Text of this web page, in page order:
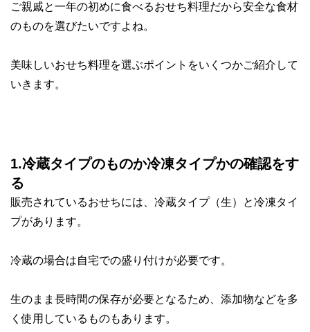
ご親戚と一年の初めに食べるおせち料理だから安全な食材
のものを選びたいですよね。
美味しいおせち料理を選ぶポイントをいくつかご紹介して
いきます。
1.冷蔵タイプのものか冷凍タイプかの確認をす
る
販売されているおせちには、 冷蔵タイプ（生）と冷凍タイ
プがあります。
冷蔵の場合は自宅での盛り付けが必要です。
生のまま長時間の保存が必要となるため、添加物などを多
く使用しているものもあります。